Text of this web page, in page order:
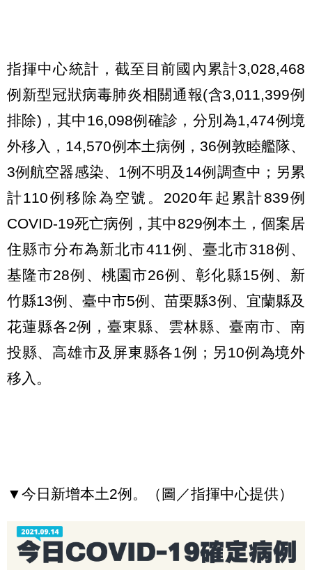
指揮中心統計，截至目前國內累計3,028,468
例新型冠狀病毒肺炎相關通報(含3,011,399例
排除)，其中16,098例確診，分別為1,474例境
外移入，14,570例本土病例，36例敦睦艦隊、
3例航空器感染、1例不明及14例調查中；另累
計110例移除為空號。2020年起累計839例
COVID-19死亡病例，其中829例本土，個案居
住縣市分布為新北市411例、臺北市318例、
基隆市28例、桃園市26例、彰化縣15例、新
竹縣13例、臺中市5例、苗栗縣3例、宜蘭縣及
花蓮縣各2例，臺東縣、雲林縣、臺南市、南
投縣、高雄市及屏東縣各1例；另10例為境外
移入。
▼今日新增本土2例。（圖／指揮中心提供）